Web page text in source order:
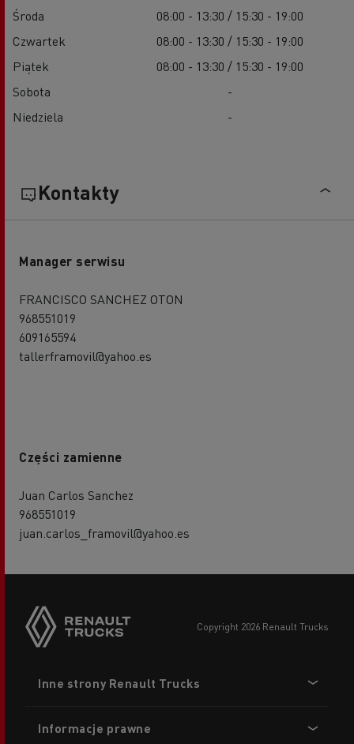
Środa
08:00 - 13:30 / 15:30 - 19:00
Czwartek
08:00 - 13:30 / 15:30 - 19:00
Piątek
08:00 - 13:30 / 15:30 - 19:00
Sobota
-
Niedziela
-
Kontakty
Manager serwisu
FRANCISCO SANCHEZ OTON
968551019
609165594
tallerframovil@yahoo.es
Części zamienne
Juan Carlos Sanchez
968551019
juan.carlos_framovil@yahoo.es
copyright 2026 Renault Trucks
menu
Inne strony Renault Trucks
Informacje prawne